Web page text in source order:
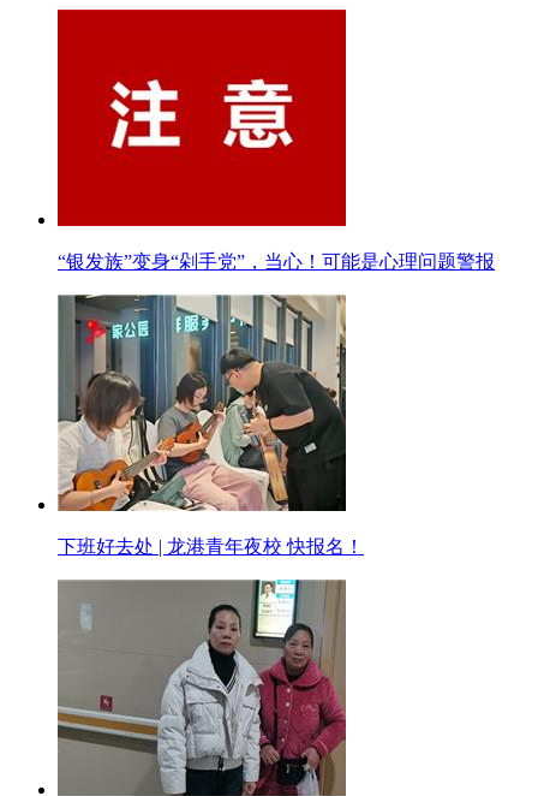
“银发族”变身“剁手党”，当心！可能是心理问题警报
下班好去处 | 龙港青年夜校 快报名！